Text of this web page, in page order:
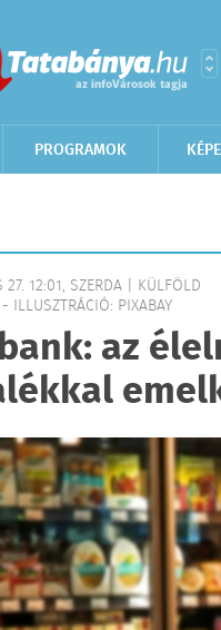
PROGRAMOK
12:01, SZERDA | KÜLFÖLD
ILLUSZTRÁCIÓ: PIXABAY
az